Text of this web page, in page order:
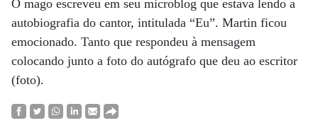
O mago escreveu em seu microblog que estava lendo a
autobiografia do cantor, intitulada “Eu”. Martin ficou
emocionado. Tanto que respondeu à mensagem
colocando junto a foto do autógrafo que deu ao escritor
(foto).